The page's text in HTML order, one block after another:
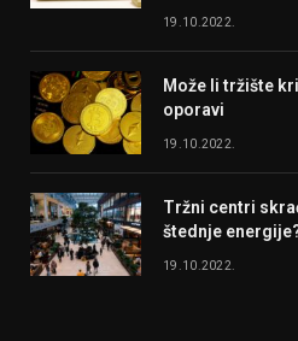
19.10.2022.
Može li tržište
oporavi
19.10.2022.
Tržni centri
štednje
19.10.2022.